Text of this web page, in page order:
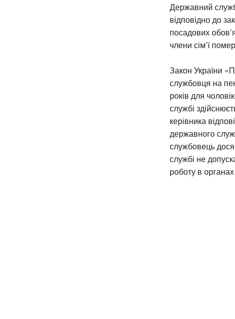
Державний
відповідно до
посадових
члени сім’ї
Закон України
службовця на
років для
службі
керівника
державного
службовець
службі не
роботу в